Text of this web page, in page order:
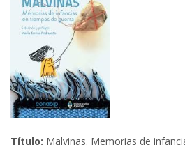
Título: Malvinas. Memorias de